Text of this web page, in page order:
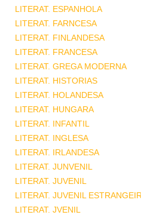
LITERAT. ESPANHOLA
LITERAT. FARNCESA
LITERAT. FINLANDESA
LITERAT. FRANCESA
LITERAT. GREGA MODERNA
LITERAT. HISTORIAS
LITERAT. HOLANDESA
LITERAT. HUNGARA
LITERAT. INFANTIL
LITERAT. INGLESA
LITERAT. IRLANDESA
LITERAT. JUNVENIL
LITERAT. JUVENIL
LITERAT. JUVENIL
LITERAT. JVENIL